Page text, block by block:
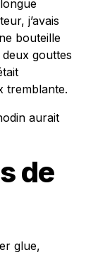
j’avais
bouteille
deux gouttes
tremblante.
aurait
de
glue,